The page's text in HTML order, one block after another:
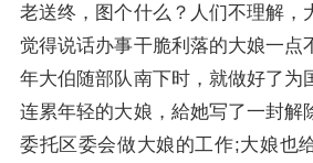
老送终，图个什么？人们不理解，
觉得说话办事干脆利落的大娘一点
年大伯随部队南下时，就做好了为
连累年轻的大娘，給她写了一封解
委托区委会做大娘的工作;大娘也